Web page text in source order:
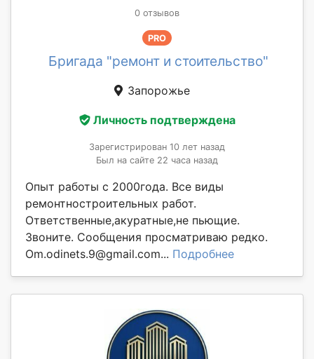
0 отзывов
PRO
Бригада "ремонт и стоительство"
Запорожье
Личность подтверждена
Зарегистрирован 10 лет назад
Был на сайте 22 часа назад
Опыт работы с 2000года. Все виды
ремонтностроительных работ.
Ответственные,акуратные,не пьющие.
Звоните. Сообщения просматриваю редко.
Om.odinets.9@gmail.com... Подробнее